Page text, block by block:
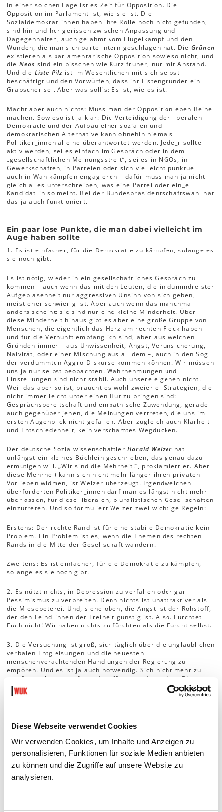
Diese Webseite verwendet Cookies
Wir verwenden Cookies, um Inhalte und Anzeigen zu
personalisieren, Funktionen für soziale Medien anbieten
zu können und die Zugriffe auf unsere Website zu
analysieren.
In einer solchen Lage ist es Zeit für Opposition. Die
Opposition im Parlament ist, wie sie ist. Die
Sozialdemokrat_innen haben ihre Rolle noch nicht gefunden,
sind hin und her gerissen zwischen Anpassung und
Dagegenhalten, auch gelähmt vom Flügelkampf und den
Wunden, die man sich parteiintern geschlagen hat. Die Grünen
existieren als parlamentarische Opposition sowieso nicht, und
die Neos sind ein bisschen wie Kurz früher, nur mit Anstand.
Und die Liste Pilz ist im Wesentlichen mit sich selbst
beschäftigt und den Vorwürfen, dass ihr Listengründer ein
Grapscher sei. Aber was soll's: Es ist, wie es ist.
Macht aber auch nichts: Muss man der Opposition eben Beine
machen. Sowieso ist ja klar: Die Verteidigung der liberalen
Demokratie und der Aufbau einer sozialen und
demokratischen Alternative kann ohnehin niemals
Politiker_innen alleine überantwortet werden. Jede_r sollte
aktiv werden, sei es einfach im Gespräch oder in dem
„gesellschaftlichen Meinungsstreit“, sei es in NGOs, in
Gewerkschaften, in Parteien oder sich vielleicht punktuell
auch in Wahlkämpfen engagieren – dafür muss man ja nicht
gleich alles unterschreiben, was eine Partei oder ein_e
Kandidat_in so meint. Bei der Bundespräsidentschaftswahl hat
das ja auch funktioniert.
Ein paar lose Punkte, die man dabei vielleicht im
Auge haben sollte
1. Es ist einfacher, für die Demokratie zu kämpfen, solange es
sie noch gibt.
Es ist nötig, wieder in ein gesellschaftliches Gespräch zu
kommen – auch wenn das mit den Leuten, die in dummdreister
Aufgeblasenheit nur aggressiven Unsinn von sich geben,
meist eher schwierig ist. Aber auch wenn das manchmal
anders scheint: sie sind nur eine kleine Minderheit. Über
diese Minderheit hinaus gibt es aber eine große Gruppe von
Menschen, die eigentlich das Herz am rechten Fleck haben
und für die Vernunft empfänglich sind, aber aus welchen
Gründen immer – aus Unwissenheit, Angst, Verunsicherung,
Naivität, oder einer Mischung aus all dem –, auch in den Sog
der verdummten Aggro-Diskurse kommen können. Wir müssen
uns ja nur selbst beobachten. Wahrnehmungen und
Einstellungen sind nicht stabil. Auch unsere eigenen nicht.
Weil das aber so ist, braucht es wohl zweierlei Strategien, die
nicht immer leicht unter einen Hut zu bringen sind:
Gesprächsbereitschaft und empathische Zuwendung, gerade
auch gegenüber jenen, die Meinungen vertreten, die uns im
ersten Augenblick nicht gefallen. Aber zugleich auch Klarheit
und Entschiedenheit, kein verschämtes Wegducken.
Der deutsche SozialwissenschaftlerHarald Welzer hat
unlängst ein kleines Büchlein geschrieben, das genau dazu
ermutigen will. „Wir sind die Mehrheit!“, proklamiert er. Aber
diese Mehrheit kann sich nicht mehr länger ihren privaten
Vorlieben widmen, ist Welzer überzeugt. Irgendwelchen
überforderten Politiker_innen darf man es längst nicht mehr
überlassen, für diese liberalen, pluralistischen Gesellschaften
einzutreten. Und so formuliert Welzer zwei wichtige Regeln:
Erstens: Der rechte Rand ist für eine stabile Demokratie kein
Problem. Ein Problem ist es, wenn die Themen des rechten
Rands in die Mitte der Gesellschaft wandern.
Zweitens: Es ist einfacher, für die Demokratie zu kämpfen,
solange es sie noch gibt.
2. Es nützt nichts, in Depression zu verfallen oder gar
Pessimismus zu verbreiten. Denn nichts ist unattraktiver als
die Miesepeterei. Und, siehe oben, die Angst ist der Rohstoff,
der den Feind_innen der Freiheit günstig ist. Also. Fürchtet
Euch nicht! Wir haben nichts zu fürchten als die Furcht selbst.
3. Die Versuchung ist groß, sich täglich über die unglaublichen
verbalen Entgleisungen und die neuesten
menschenverachtenden Handlungen der Regierung zu
empören. Und es ist ja auch notwendig. Sich nicht mehr zu
empören, abgestumpft werden, führt nur dazu, dass Dinge als
akzeptabel erscheinen, die nicht akzeptiert werden dürfen.
Aber all das hat auch eine Gefahr: dass man sich nur mehr
den Rechtspopulist_innen zuwendet. Dass man den Eindruck
sogar Konsens. Die Empörung schaufelt ihnen
Aufmerksamkeit zu. Und hinzu kommt: Wer nur mehr die
demokratischen und pluralistisch-liberalen Standards
verteidigt, ist, wie der Name schon sagt: Defensivkraft. Und
keine Kraft der Veränderung mehr.
4. Das Bild einer attraktiven Zukunft entwerfen, für die man